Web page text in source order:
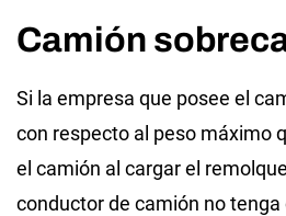
Camión
Si la empresa que posee el
con respecto al peso máximo
el camión al cargar el
conductor de camión no